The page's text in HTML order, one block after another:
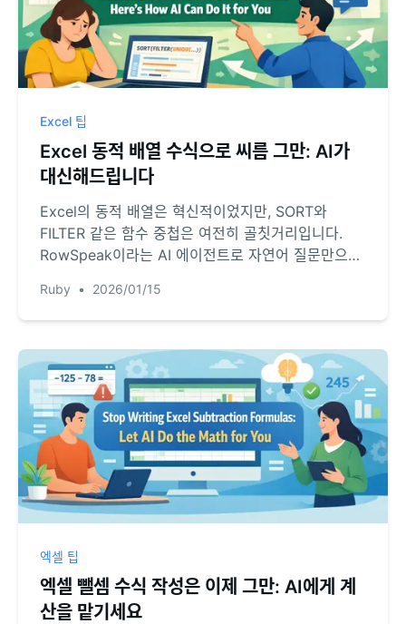
Excel 팁
Excel 동적 배열 수식으로 씨름 그만: AI가
대신해드립니다
Excel의 동적 배열은 혁신적이었지만, SORT와
FILTER 같은 함수 중첩은 여전히 골칫거리입니다.
RowSpeak이라는 AI 에이전트로 자연어 질문만으로
아보세요.
Ruby • 2026/01/15
엑셀 팁
엑셀 뺄셈 수식 작성은 이제 그만: AI에게 계
산을 맡기세요